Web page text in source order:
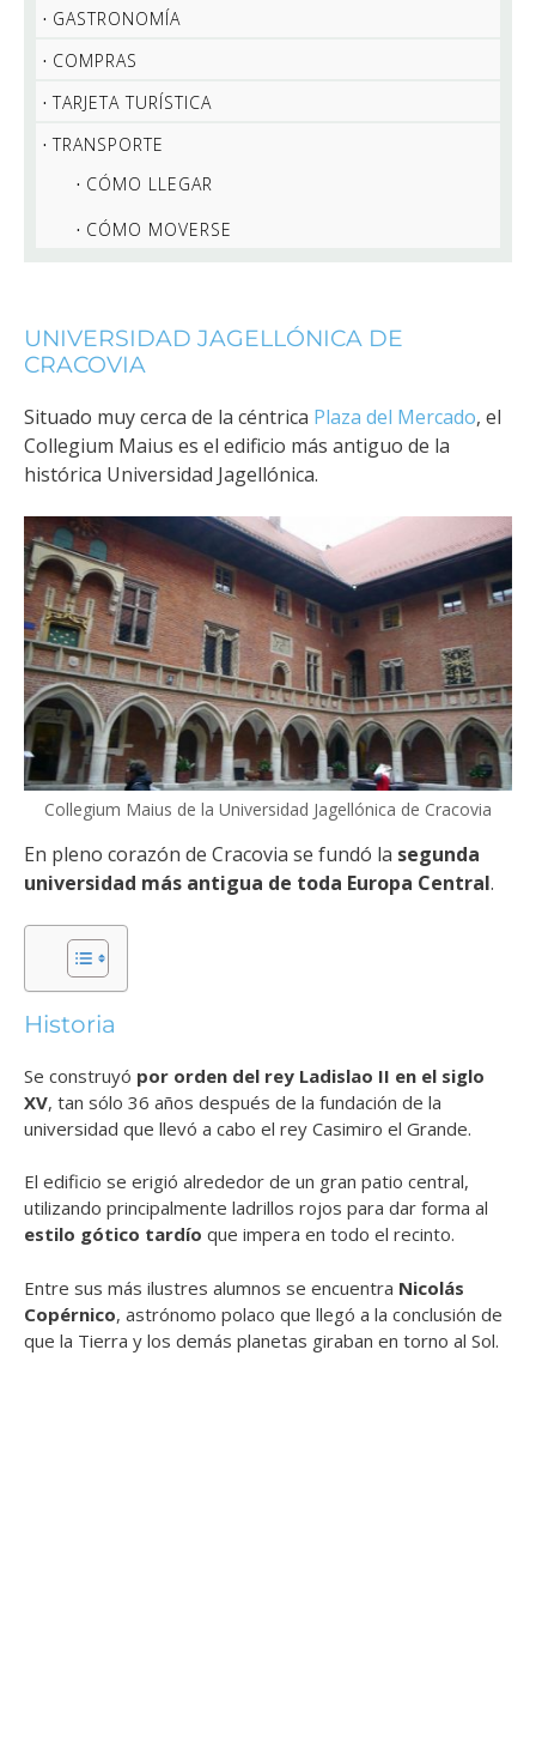
GASTRONOMÍA
COMPRAS
TARJETA TURÍSTICA
TRANSPORTE
CÓMO LLEGAR
CÓMO MOVERSE
UNIVERSIDAD JAGELLÓNICA DE
CRACOVIA
Situado muy cerca de la céntrica Plaza del Mercado, el
Collegium Maius es el edificio más antiguo de la
histórica Universidad Jagellónica.
Collegium Maius de la Universidad Jagellónica de Cracovia
En pleno corazón de Cracovia se fundó la segunda
universidad más antigua de toda Europa Central.
Historia
Se construyó por orden del rey Ladislao II en el siglo
XV, tan sólo 36 años después de la fundación de la
universidad que llevó a cabo el rey Casimiro el Grande.
El edificio se erigió alrededor de un gran patio central,
utilizando principalmente ladrillos rojos para dar forma al
estilo gótico tardío que impera en todo el recinto.
Entre sus más ilustres alumnos se encuentra Nicolás
Copérnico, astrónomo polaco que llegó a la conclusión de
que la Tierra y los demás planetas giraban en torno al Sol.